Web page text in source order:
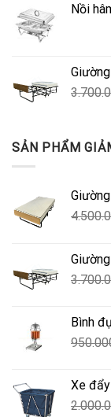
Nồi
SẢN PHẨM
Bình
Xe